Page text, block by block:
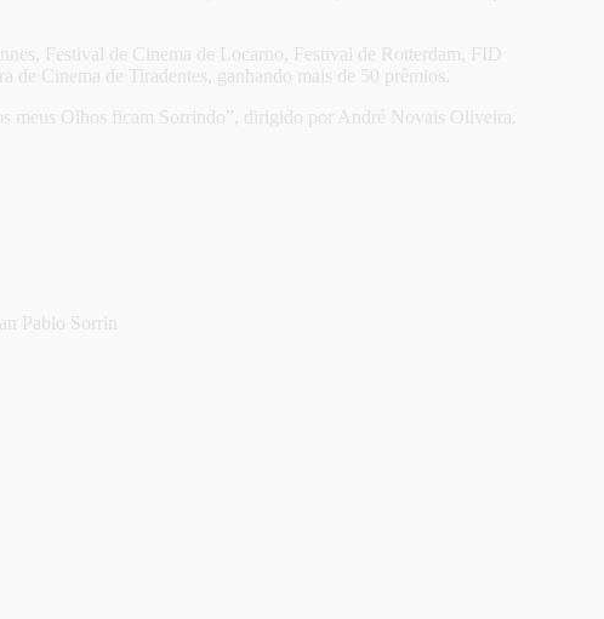
Festival de Cinema de Locarno, Festival de Rotterdam, FID
Cinema de Tiradentes, ganhando mais de 50 prêmios.
meus Olhos ficam Sorrindo”, dirigido por André Novais Oliveira.
Pablo Sorrin